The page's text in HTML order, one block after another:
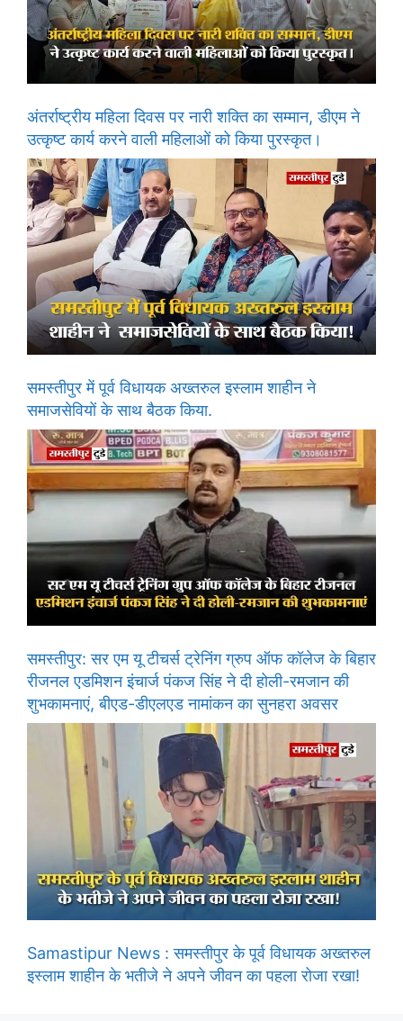
अंतर्राष्ट्रीय महिला दिवस पर नारी शक्ति का सम्मान, डीएम ने
उत्कृष्ट कार्य करने वाली महिलाओं को किया पुरस्कृत।
समस्तीपुर में पूर्व विधायक अख्तरुल इस्लाम शाहीन ने
समाजसेवियों के साथ बैठक किया.
समस्तीपुर: सर एम यू टीचर्स ट्रेनिंग ग्रुप ऑफ कॉलेज के बिहार
रीजनल एडमिशन इंचार्ज पंकज सिंह ने दी होली-रमजान की
शुभकामनाएं, बीएड-डीएलएड नामांकन का सुनहरा अवसर
Samastipur News : समस्तीपुर के पूर्व विधायक अख्तरुल
इस्लाम शाहीन के भतीजे ने अपने जीवन का पहला रोजा रखा!